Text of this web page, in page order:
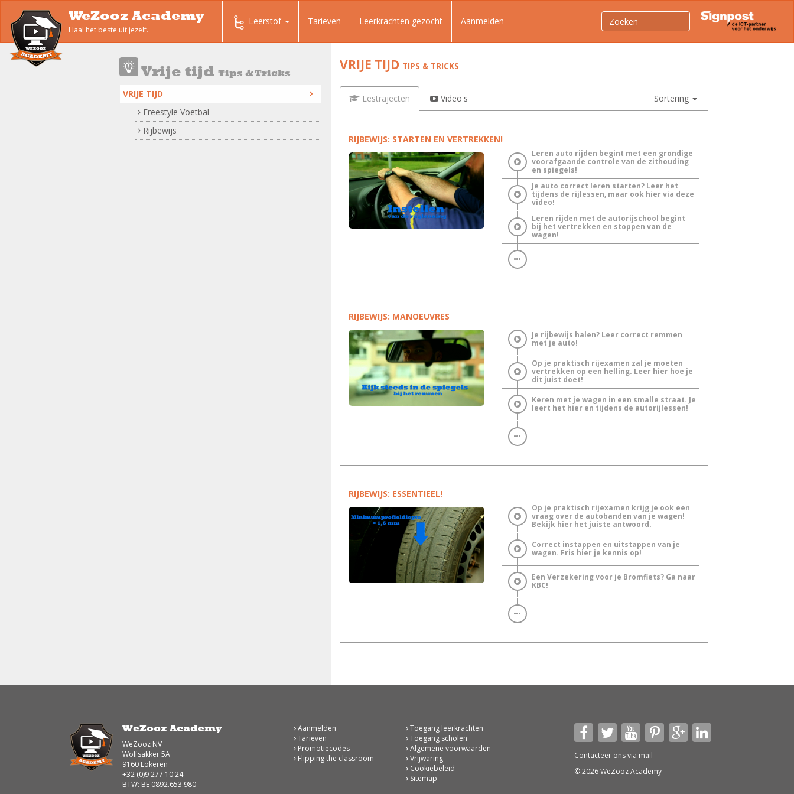
WeZooz Academy
Haal het beste uit jezelf.
Leerstof Tarieven Leerkrachten gezocht Aanmelden
Vrije tijd Tips & Tricks
VRIJE TIJD
Freestyle Voetbal
Rijbewijs
VRIJE TIJD TIPS & TRICKS
Lestrajecten Video's Sortering
RIJBEWIJS: STARTEN EN VERTREKKEN!
Leren auto rijden begint met een grondige
voorafgaande controle van de zithouding
en spiegels!
Je auto correct leren starten? Leer het
tijdens de rijlessen, maar ook hier via deze
video!
Leren rijden met de autorijschool begint
bij het vertrekken en stoppen van de
wagen!
RIJBEWIJS: MANOEUVRES
Je rijbewijs halen? Leer correct remmen
met je auto!
Op je praktisch rijexamen zal je moeten
vertrekken op een helling. Leer hier hoe je
dit juist doet!
Keren met je wagen in een smalle straat. Je
leert het hier en tijdens de autorijlessen!
RIJBEWIJS: ESSENTIEEL!
Op je praktisch rijexamen krijg je ook een
vraag over de autobanden van je wagen!
Bekijk hier het juiste antwoord.
Correct instappen en uitstappen van je
wagen. Fris hier je kennis op!
Een Verzekering voor je Bromfiets? Ga naar
KBC!
WeZooz Academy
WeZooz NV
Wolfsakker 5A
9160 Lokeren
+32 (0)9 277 10 24
BTW: BE 0892.653.980
Aanmelden
Tarieven
Promotiecodes
Flipping the classroom
Toegang leerkrachten
Toegang scholen
Algemene voorwaarden
Vrijwaring
Cookiebeleid
Sitemap
Contacteer ons via mail
© 2026 WeZooz Academy